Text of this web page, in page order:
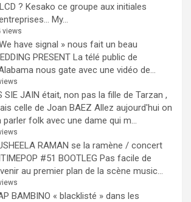
? Kesako ce groupe aux initiales
My...
views
have signal » nous fait un beau
PRESENT La télé public de
nous gate avec une vidéo de...
SIE JAIN était, non pas la fille de Tarzan ,
celle de Joan BAEZ Allez aujourd'hui on
parler folk avec une dame qui m...
RAMAN se la ramène / concert
#51 BOOTLEG Pas facile de
au premier plan de la scène music...
BAMBINO « blacklisté » dans les